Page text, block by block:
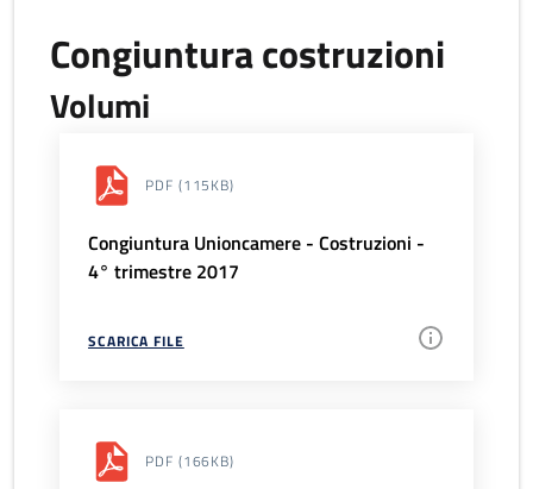
Congiuntura costruzioni
Volumi
PDF (115KB)
Congiuntura Unioncamere - Costruzioni -
4° trimestre 2017
SCARICA FILE
PDF (166KB)